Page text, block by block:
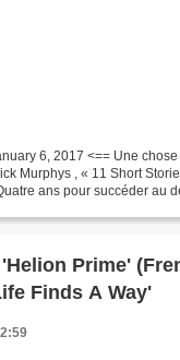
6, 2017 <== Une chose
Murphys , « 11 Short
ans pour succéder au
'Helion Prime'
Finds A Way'